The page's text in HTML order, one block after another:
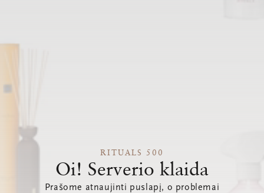
RITUALS 500
Oi! Serverio klaida
Prašome atnaujinti puslapį, o problemai